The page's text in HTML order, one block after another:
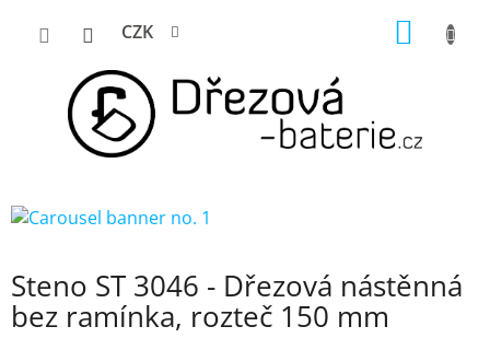
CZK
Steno ST 3046 - Dřezová nástěnná
bez ramínka, rozteč 150 mm